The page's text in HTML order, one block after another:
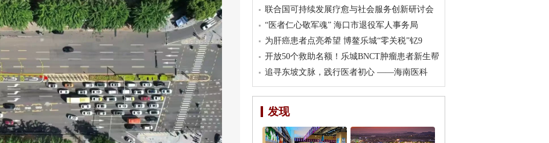
联合国可持续发展疗愈与社会服务创新研讨会
“医者仁心敬军魂” 海口市退役军人事务局
为肝癌患者点亮希望 博鳌乐城“零关税”钇9
开放50个救助名额！乐城BNCT肿瘤患者新生帮
追寻东坡文脉，践行医者初心 ——海南医科
发现